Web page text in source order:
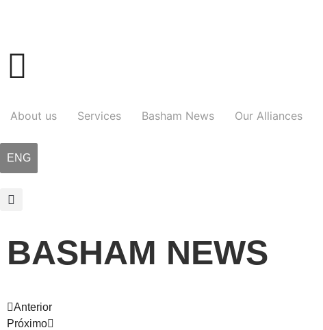
About us Services Basham News Our Alliances
ENG
BASHAM NEWS
Anterior
Próximo